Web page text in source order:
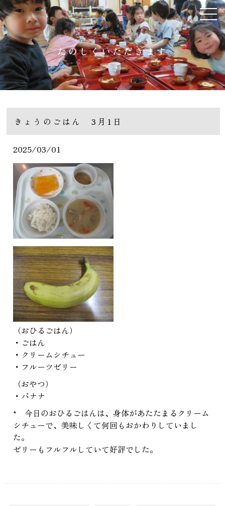
たのしくいただきます
きょうのごはん 3月1日
2025/03/01
（おひるごはん）
・ごはん
・クリームシチュー
・フルーツゼリー
（おやつ）
・バナナ
* 今日のおひるごはんは、身体があたたまるクリーム
シチューで、美味しくて何回もおかわりしていまし
た。
ゼリーもフルフルしていて好評でした。